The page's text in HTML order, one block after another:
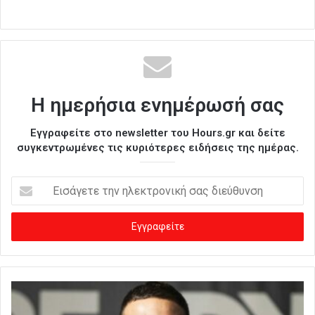
Η ημερήσια ενημέρωσή σας
Εγγραφείτε στο newsletter του Hours.gr και δείτε
συγκεντρωμένες τις κυριότερες ειδήσεις της ημέρας.
σ
γ
ε
ε